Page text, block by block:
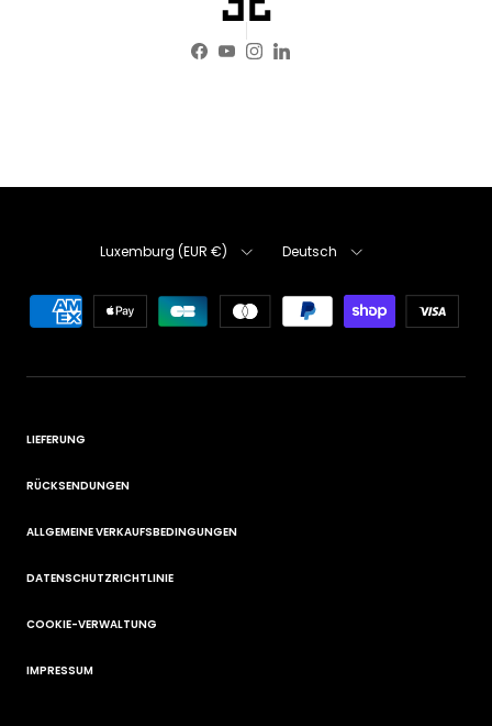
Facebook
YouTube
Instagram
LinkedIn
Land/Region
Luxemburg (EUR €) Deutsch
LIEFERUNG
RÜCKSENDUNGEN
ALLGEMEINE VERKAUFSBEDINGUNGEN
DATENSCHUTZRICHTLINIE
COOKIE-VERWALTUNG
IMPRESSUM